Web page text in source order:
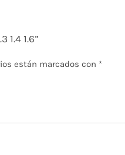
1.4 1.6”
están marcados con *